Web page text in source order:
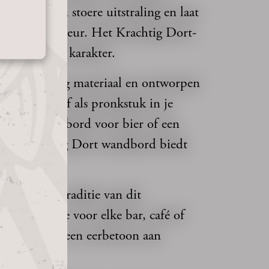
ruimte een stoere uitstraling en laat
als interieur. Het Krachtig Dort-
extra karakter.
van stevig materiaal en ontworpen
bar hangt of als pronkstuk in je
reclamebord voor bier of een
Krachtig Dort wandbord biedt
breng de traditie van dit
must-have voor elke bar, café of
en een eerbetoon aan